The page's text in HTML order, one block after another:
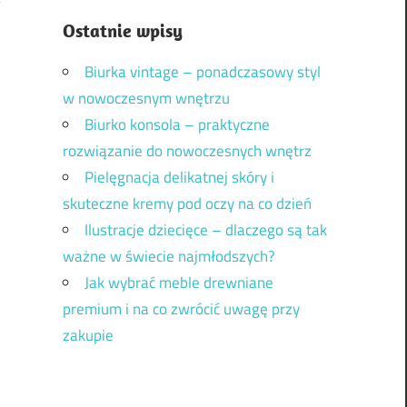
Ostatnie wpisy
Biurka vintage – ponadczasowy styl
w nowoczesnym wnętrzu
Biurko konsola – praktyczne
rozwiązanie do nowoczesnych wnętrz
Pielęgnacja delikatnej skóry i
skuteczne kremy pod oczy na co dzień
Ilustracje dziecięce – dlaczego są tak
ważne w świecie najmłodszych?
Jak wybrać meble drewniane
premium i na co zwrócić uwagę przy
zakupie